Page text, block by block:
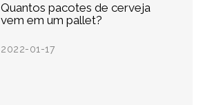
Quantos pacotes de cerveja
vem em um pallet?
2022-01-17